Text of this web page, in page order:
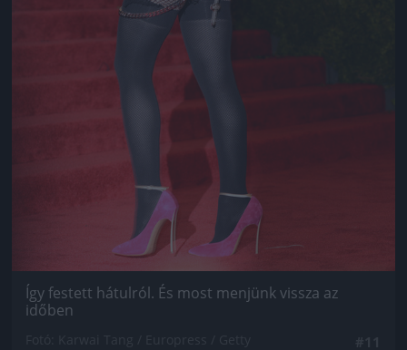
Így festett hátulról. És most menjünk vissza az
időben